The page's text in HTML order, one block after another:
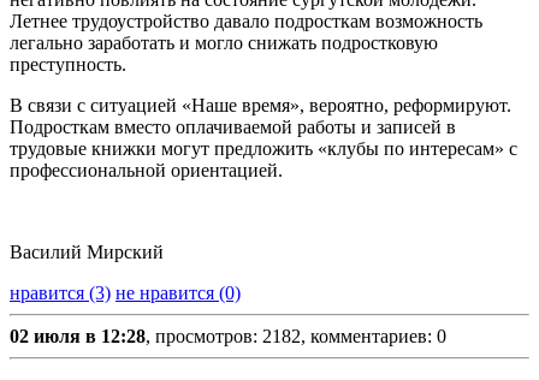
Летнее трудоустройство давало подросткам возможность
легально заработать и могло снижать подростковую
преступность.
В связи с ситуацией «Наше время», вероятно, реформируют.
Подросткам вместо оплачиваемой работы и записей в
трудовые книжки могут предложить «клубы по интересам» с
профессиональной ориентацией.
Василий Мирский
нравится (3) не нравится (0)
02 июля в 12:28, просмотров: 2182, комментариев: 0